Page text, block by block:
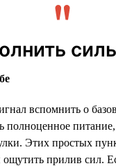
вспомнить о
полноценное
Этих простых
ощутить прилив сил.